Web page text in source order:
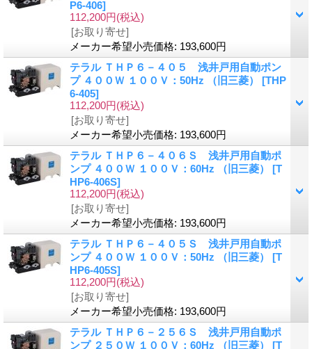
P6-406]
112,200円(税込)
[お取り寄せ]
メーカー希望小売価格: 193,600円
テラル ＴＨＰ６－４０５ 浅井戸用自動ポン
プ ４００Ｗ １００Ｖ：50Hz （旧三菱） [THP
6-405]
112,200円(税込)
[お取り寄せ]
メーカー希望小売価格: 193,600円
テラル ＴＨＰ６－４０６Ｓ 浅井戸用自動ポ
ンプ ４００Ｗ １００Ｖ：60Hz （旧三菱） [T
HP6-406S]
112,200円(税込)
[お取り寄せ]
メーカー希望小売価格: 193,600円
テラル ＴＨＰ６－４０５Ｓ 浅井戸用自動ポ
ンプ ４００Ｗ １００Ｖ：50Hz （旧三菱） [T
HP6-405S]
112,200円(税込)
[お取り寄せ]
メーカー希望小売価格: 193,600円
テラル ＴＨＰ６－２５６Ｓ 浅井戸用自動ポ
ンプ ２５０Ｗ １００Ｖ：60Hz （旧三菱） [T